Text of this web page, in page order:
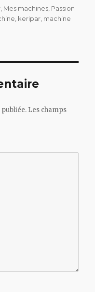
Mes machines Passion
keripar machine
Les champs